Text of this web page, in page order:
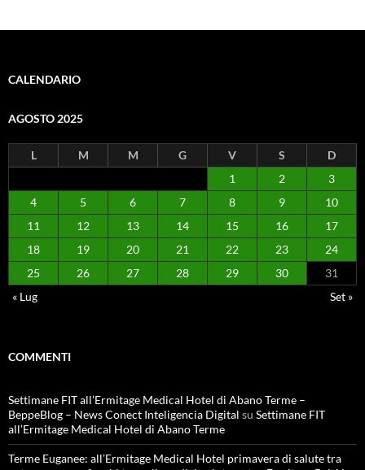
CALENDARIO
AGOSTO 2025
L M M G V S
D
1
2
3
4
5 6 7 8 9
10
11
12 13 14 15 16
17
18
19 20 21 22 23
24
25
26 27 28 29 30
31
« Lug
Set »
COMMENTI
Settimane FIT all’Ermitage Medical Hotel di Abano Terme –
BeppeBlog – News Conect Inteligencia Digital su Settimane FIT
all’Ermitage Medical Hotel di Abano Terme
Terme Euganee: all’Ermitage Medical Hotel primavera di salute tra